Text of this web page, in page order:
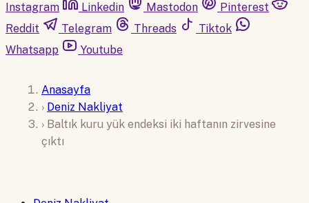
Instagram
Linkedin Mastodon
Pinterest
Reddit
Telegram Threads
Tiktok
Whatsapp
Youtube
Anasayfa
› Deniz Nakliyat
› Baltık kuru yük endeksi iki haftanın zirvesine
çıktı